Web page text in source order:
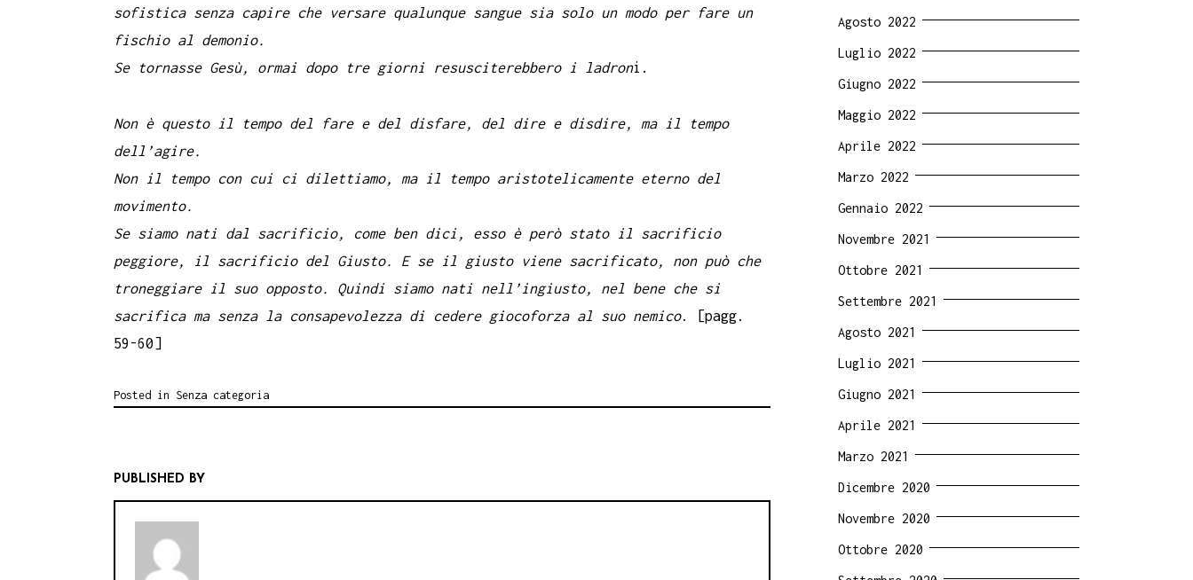
sofistica senza capire che versare qualunque sangue sia solo un modo per fare un
fischio al demonio.
Se tornasse Gesù, ormai dopo tre giorni resusciterebbero i ladroni.
Non è questo il tempo del fare e del disfare, del dire e disdire, ma il tempo
dell’agire.
Non il tempo con cui ci dilettiamo, ma il tempo aristotelicamente eterno del
movimento.
Se siamo nati dal sacrificio, come ben dici, esso è però stato il sacrificio
peggiore, il sacrificio del Giusto. E se il giusto viene sacrificato, non può che
troneggiare il suo opposto. Quindi siamo nati nell’ingiusto, nel bene che si
sacrifica ma senza la consapevolezza di cedere giocoforza al suo nemico. [pagg.
59-60]
Posted in Senza categoria
PUBLISHED BY
Agosto 2022
Luglio 2022
Giugno 2022
Maggio 2022
Aprile 2022
Marzo 2022
Gennaio 2022
Novembre 2021
Ottobre 2021
Settembre 2021
Agosto 2021
Luglio 2021
Giugno 2021
Aprile 2021
Marzo 2021
Dicembre 2020
Novembre 2020
Ottobre 2020